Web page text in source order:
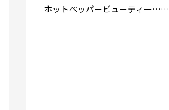
ホットペッパービューティー……